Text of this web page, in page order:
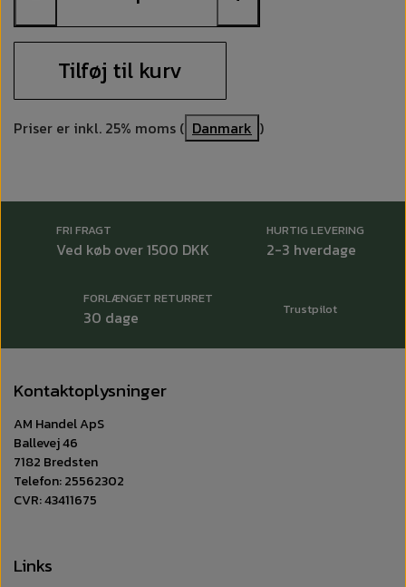
Tilføj til kurv
Priser er inkl. 25% moms ( Danmark )
FRI FRAGT
Ved køb over 1500 DKK
HURTIG LEVERING
2-3 hverdage
FORLÆNGET RETURRET
30 dage Trustpilot
Kontaktoplysninger
AM Handel ApS
Ballevej 46
7182 Bredsten
Telefon: 25562302
CVR: 43411675
Links